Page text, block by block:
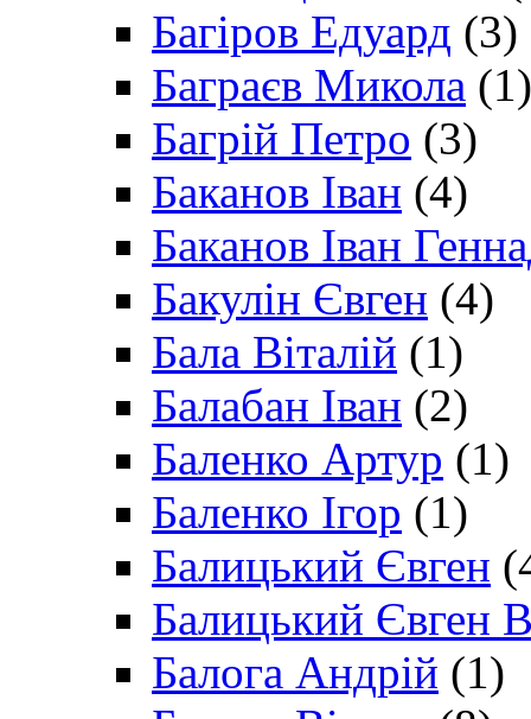
Багіров Едуард (3)
Баграєв Микола (1)
Багрій Петро (3)
Баканов Іван (4)
Баканов Іван
Бакулін Євген (4)
Бала Віталій (1)
Балабан Іван (2)
Баленко Артур (1)
Баленко Ігор (1)
Балицький Євген
Балицький Євген
Балога Андрій (1)